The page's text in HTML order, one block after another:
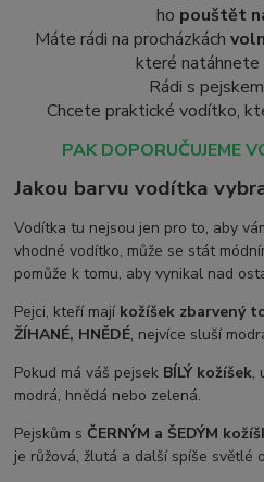
ho pouštět
Máte rádi na procházkách
které natáhnete
Rádi s pejskem
Chcete praktické vodítko,
PAK DOPORUČUJEME
Jakou barvu vodítka
Vodítka tu nejsou jen pro to, aby
vhodné vodítko, může se stát
pomůže k tomu, aby vynikal nad
Pejci, kteří mají kožíšek zbarvený
ŽÍHANÉ, HNĚDÉ, nejvíce sluší
Pokud má váš pejsek BÍLÝ kožíšek,
modrá, hnědá nebo zelená.
Pejskům s ČERNÝM a ŠEDÝM
je růžová, žlutá a další spíše světlé